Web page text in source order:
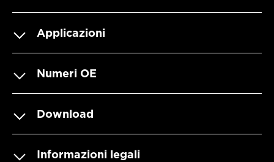
Applicazioni
Numeri OE
Download
Informazioni legali